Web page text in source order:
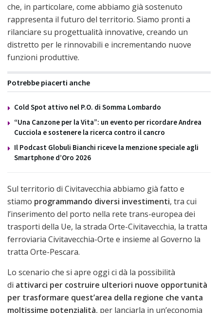
che, in particolare, come abbiamo già sostenuto
rappresenta il futuro del territorio. Siamo pronti a
rilanciare su progettualità innovative, creando un
distretto per le rinnovabili e incrementando nuove
funzioni produttive.
Potrebbe piacerti anche
Cold Spot attivo nel P.O. di Somma Lombardo
“Una Canzone per la Vita”: un evento per ricordare Andrea
Cucciola e sostenere la ricerca contro il cancro
Il Podcast Globuli Bianchi riceve la menzione speciale agli
Smartphone d’Oro 2026
Sul territorio di Civitavecchia abbiamo già fatto e
stiamo programmando diversi investimenti, tra cui
l’inserimento del porto nella rete trans-europea dei
trasporti della Ue, la strada Orte-Civitavecchia, la tratta
ferroviaria Civitavecchia-Orte e insieme al Governo la
tratta Orte-Pescara.
Lo scenario che si apre oggi ci dà la possibilità
di attivarci per costruire ulteriori nuove opportunità
per trasformare quest’area della regione che vanta
moltissime potenzialità, per lanciarla in un’economia